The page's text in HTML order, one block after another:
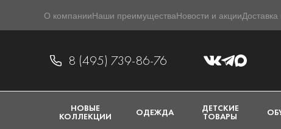
О компанииНаши преимуществаНовости и акции
8 (495) 739-86-76
НОВЫЕ
КОЛЛЕКЦИИ ОДЕЖДА ДЕТСКИЕ
ТОВАРЫ